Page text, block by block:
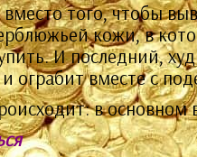
того, чтобы
кожи, в
И последний,
ограбит вместе с
в основном